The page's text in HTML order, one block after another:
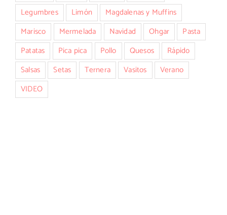
Legumbres
Limón
Magdalenas y Muffins
Marisco
Mermelada Navidad Ohgar
Pasta
Patatas
Pica pica Pollo Quesos
Rápido
Salsas
Setas Ternera Vasitos
Verano
VIDEO